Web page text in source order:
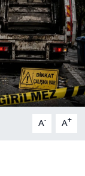
A- A+